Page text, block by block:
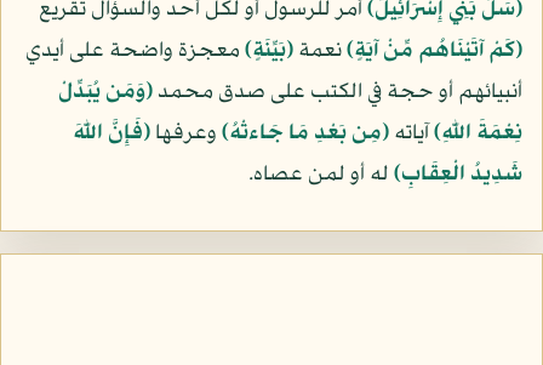
﴿سَلْ بَنِي إِسْرَائِيلَ﴾أمر للرسول أو لكل أحد والسؤال تقريع
﴿كَمْ آتَيْنَاهُم مِّنْ آيَةٍ﴾نعمة﴿بَيِّنَةٍ﴾معجزة واضحة على أيدي
أنبيائهم أو حجة في الكتب على صدق محمد﴿وَمَن يُبَدِّلْ
نِعْمَةَ اللّهِ﴾آياته﴿مِن بَعْدِ مَا جَاءتْهُ﴾وعرفها﴿فَإِنَّ اللّهَ
شَدِيدُ الْعِقَابِ﴾له أو لمن عصاه.